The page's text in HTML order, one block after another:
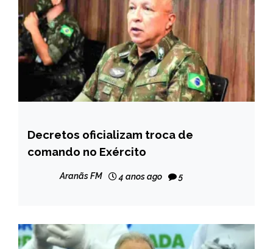
BRASIL
NOTÍCIAS
Decretos oficializam troca de
comando no Exército
Aranãs FM 4 anos ago 5